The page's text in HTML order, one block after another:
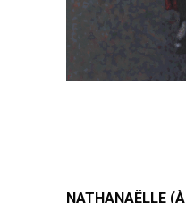
NATHANAËLLE